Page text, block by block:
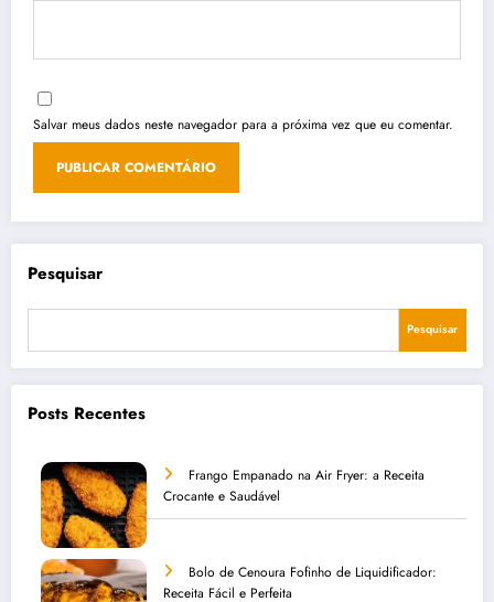
Salvar meus dados neste navegador para a próxima vez que eu comentar.
Pesquisar
Pesquisar
Posts Recentes
Frango Empanado na Air Fryer: a Receita
Crocante e Saudável
Bolo de Cenoura Fofinho de Liquidificador:
Receita Fácil e Perfeita